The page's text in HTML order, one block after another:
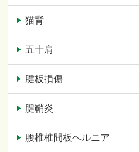
猫背
五十肩
腱板損傷
腱鞘炎
腰椎椎間板ヘルニア